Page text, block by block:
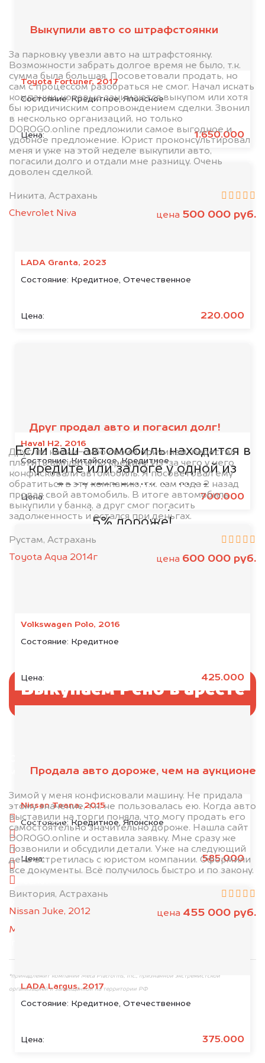
Toyota Fortuner, 2017
Состояние: Кредитное, Японское
Цена: 1.650.000
LADA Granta, 2023
Состояние: Кредитное, Отечественное
Цена: 220.000
Haval H2, 2016
Состояние:Китайское, Кредитное
Цена: 700.000
Volkswagen Polo, 2016
Состояние: Кредитное
Цена: 425.000
Nissan Teana, 2015
Состояние: Кредитное, Японское
Цена: 585.000
LADA Largus, 2017
Состояние: Кредитное, Отечественное
Цена: 375.000
Выкупили авто со штрафстоянки
За парковку увезли авто на штрафстоянку.
Возможности забрать долгое время не было, т.к.
сумма была большая. Посоветовали продать, но
сам с процессом разобраться не смог. Начал искать
компании, которые занимаются выкупом или хотя
бы юридичиским сопровождением сделки. Звонил
в несколько организаций, но только
DOROGO.online предложили самое выгодное и
удобное предложение. Юрист проконсультировал
меня и уже на этой неделе выкупили авто,
погасили долго и отдали мне разницу. Очень
доволен сделкой.
Никита, Астрахань
Chevrolet Niva
цена 500 000 руб.
Друг продал авто и погасил долг!
Друг, по каким-либо своим причинам, перестал
платить выплаты по кредиту. Из-за чего у него
конфисковали автомобиль. Я посоветовал ему
обратиться в эту компанию, т.к. сам года 2 назад
продал свой автомобиль. В итоге автомобиль
выкупили у банка, а друг смог погасить
задолженность и остался при деньгах.
Рустам, Астрахань
Toyota Aqua 2014г
цена 600 000 руб.
Продала авто дороже, чем на аукционе
Зимой у меня конфисковали машину. Не придала
этому значение, т.к. не пользовалась ею. Когда авто
выставили на торги поняла, что могу продать его
самостоятельно значительно дороже. Нашла сайт
DOROGO.online и оставила заявку. Мне сразу же
позвонили и обсудили детали. Уже на следующий
день встретилась с юристом компании. Оформили
все документы. Всё получилось быстро и по закону.
Виктория, Астрахань
Nissan Juke, 2012
цена 455 000 руб.
банками
Если ваш автомобиль находится в
кредите или залоге у одной из
представленных ниже
организаций, то мы купим его на
5% дороже!
Выкупаем Рено в аресте
минуту эксперт-оценщик назовёт сумму.
1. Сфотографируйте машину:
спереди
сзади
слева
справа
+79584983298 по WhatsApp*,в мессенджер
MAX
*принадлежит компании Meta Platforms, Inc., признанной экстремистской
организацией и запрещённой на территории РФ